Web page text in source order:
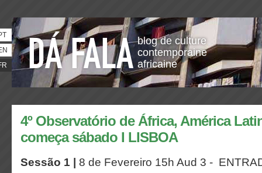
blog de culture
contemporaine
africaine
4º Observatório de África, América
começa sábado I LISBOA
Sessão 1 | 8 de Fevereiro 15h Aud 3 -